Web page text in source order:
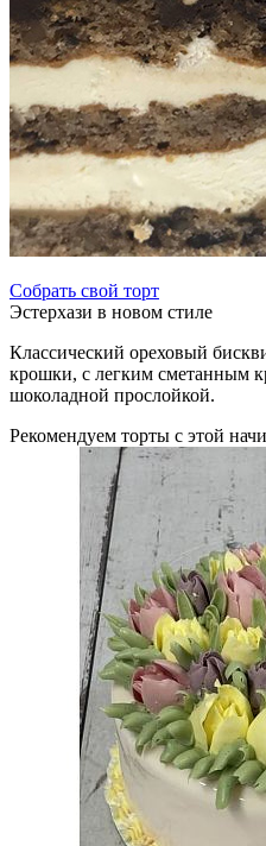
Собрать свой торт
Эстерхази в новом стиле
Классический ореховый
крошки, с легким сметанным
шоколадной прослойкой.
Рекомендуем торты с этой